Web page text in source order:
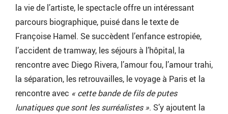
la vie de l’artiste, le spectacle offre un intéressant
parcours biographique, puisé dans le texte de
Françoise Hamel. Se succèdent l’enfance estropiée,
l’accident de tramway, les séjours à l’hôpital, la
rencontre avec Diego Rivera, l’amour fou, l’amour trahi,
la séparation, les retrouvailles, le voyage à Paris et la
rencontre avec « cette bande de fils de putes
lunatiques que sont les surréalistes ». S’y ajoutent la